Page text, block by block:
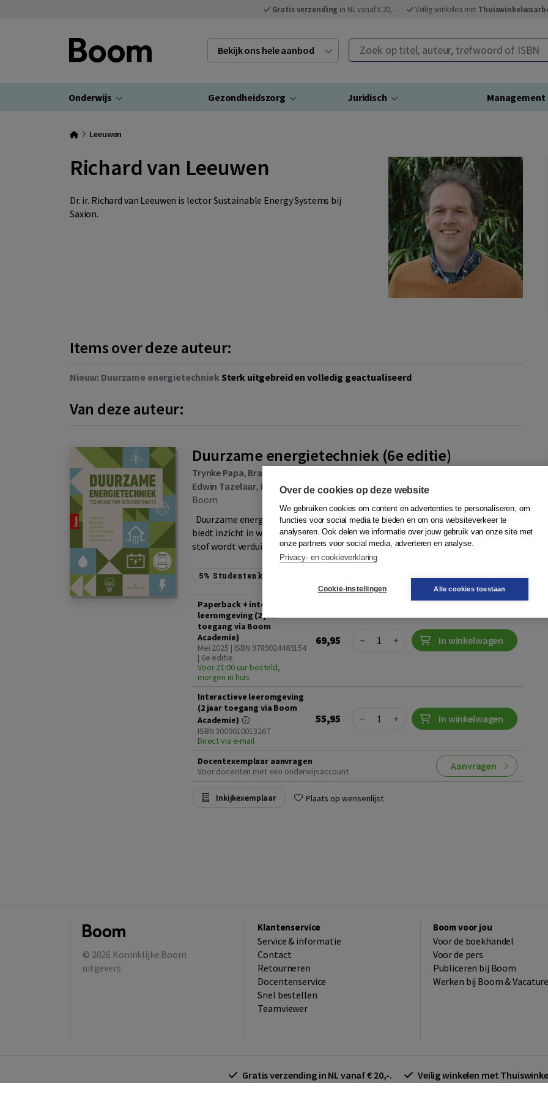
Gratis verzending in NL vanaf € 20,- Veilig winkelen met
Bekijk ons hele aanbod Zoek op titel, auteur, trefwoord of ISBN
Onderwijs Gezondheidszorg Juridisch Management
Leeuwen
Richard van Leeuwen
Dr. ir. Richard van Leeuwen is lector Sustainable Energy Systems bij
Saxion.
Items over deze auteur:
Nieuw: Duurzame energietechniek Sterk uitgebreid en volledig geactualiseerd
Van deze auteur:
Duurzame energietechniek (6e editie)
Trynke Papa, Bram Entrop
Edwin Tazelaar, Ballard Asare-Bediak,Stefan Blankenborg
Boom
Duurzame energietechniek behandelt de transitie naar duurzame energie en
biedt inzicht in wat deze transitie betekent voor het hele energiesyteem. De
stof wordt verduidelijkt met praktijktoepass...Meer
5% Studentenkorting
Paperback + interactieve
leeromgeving (2 jaar
toegang via Boom
Academie)
Mei 2025 | ISBN 9789024469154
| 6e editie
Voor 21:00 uur besteld,
morgen in huis
69,95 Quantity
− + In winkelwagen
Interactieve leeromgeving
(2 jaar toegang via Boom
Academie)
ISBN 3009010013267
Direct via e-mail
55,95 Quantity
− + In winkelwagen
Docentexemplaar aanvragen
Voor docenten met een onderwijsaccount
Aanvragen
Inkijkexemplaar Plaats op wensenlijst
© 2026 Koninklijke Boom
uitgevers
Klantenservice
Service & informatie
Contact
Retourneren
Docentenservice
Snel bestellen
Teamviewer
Boom voor jou
Voor de boekhandel
Voor de pers
Publiceren bij Boom
Werken bij Boom &
Gratis verzending in NL vanaf € 20,-. Veilig winkelen met
Over de cookies op deze website
We gebruiken cookies om content en advertenties te personaliseren, om
functies voor social media te bieden en om ons websiteverkeer te
analyseren. Ook delen we informatie over jouw gebruik van onze site met
onze partners voor social media, adverteren en analyse.
Privacy- en cookieverklaring
Cookie-instellingen Alle cookies toestaan